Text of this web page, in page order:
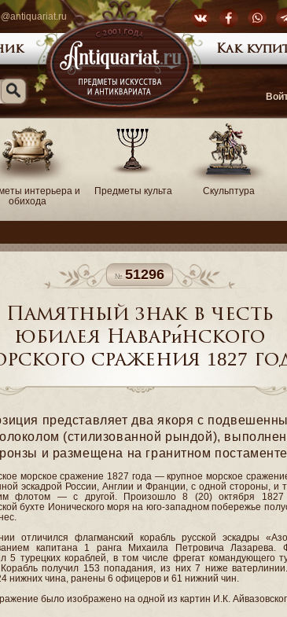
Как
интерьера и
обихода
Предметы культа Скульптура
51296
Памятный знак в честь
юбилея Навари́нского
сражения 1827
представляет два якоря с
(стилизованной рындой),
и размещена на гранитном постаменте
морское сражение 1827 года — крупное морское
эскадрой России, Англии и Франции, с одной стороны, и
флотом — с другой. Произошло 8 (20) октября 1827
бухте Ионического моря на юго-западном побережье
отличился флагманский корабль русской эскадры
капитана 1 ранга Михаила Петровича Лазарева.
5 турецких кораблей, в том числе фрегат командующего
получил 153 попадания, из них 7 ниже
нижних чина, ранены 6 офицеров и 61 нижний чин.
было изображено на одной из картин И.К.